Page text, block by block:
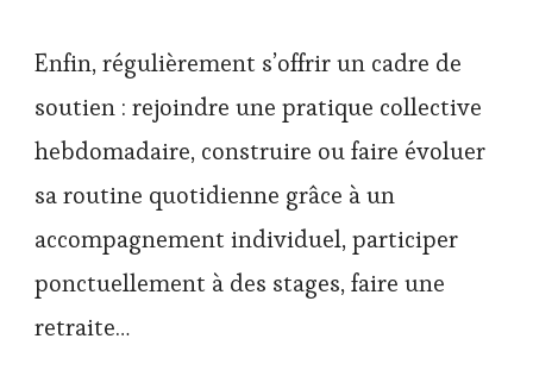
Enfin, régulièrement s’offrir un cadre de
soutien : rejoindre une pratique collective
hebdomadaire, construire ou faire évoluer
sa routine quotidienne grâce à un
accompagnement individuel, participer
ponctuellement à des stages, faire une
retraite…